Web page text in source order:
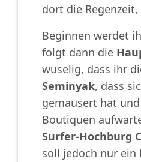
dort die
Beginnen werdet
folgt dann die
wuselig, dass ihr
Seminyak, dass
gemausert hat
Boutiquen
Surfer-Hochburg
soll jedoch nur ein